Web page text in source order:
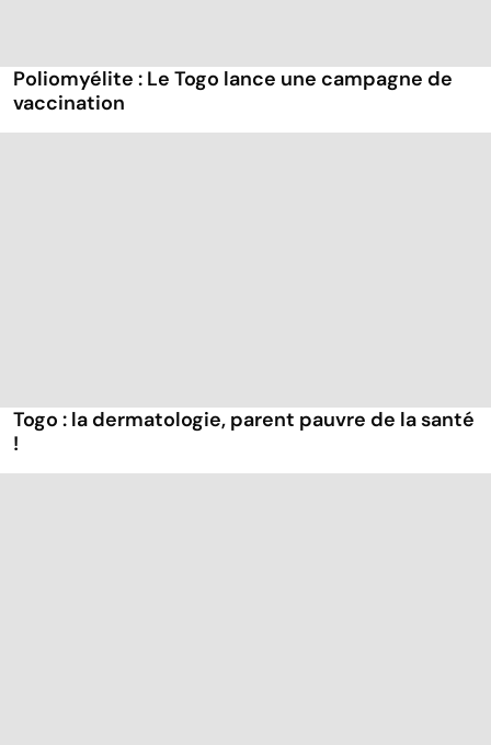
Poliomyélite : Le Togo lance une campagne de
vaccination
Togo : la dermatologie, parent pauvre de la santé
!